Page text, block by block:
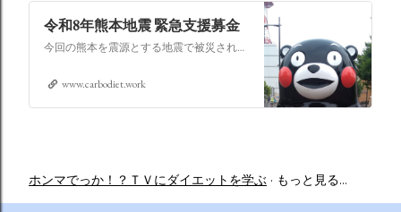
令和8年熊本地震 緊急支援募金
今回の熊本を震源とする地震で被災された皆さままだまだ余震も続き大変な時間を過ごされていると思います。心よりお見舞い申し上げます
www.carbodiet.work
ホンマでっか！？ＴＶにダイエットを学ぶ もっと見る…